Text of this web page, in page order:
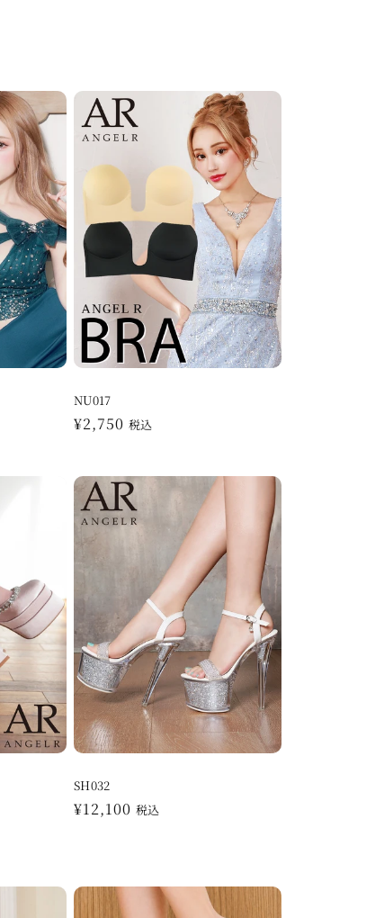
NU017
通
格
¥2,750 税込
SH032
通
¥12,100 税込